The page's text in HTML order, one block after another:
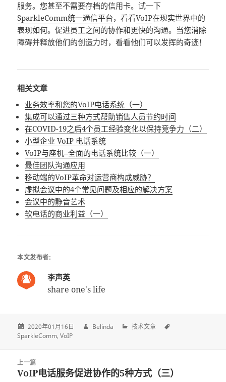
服务。您甚至不需要存档的信用卡。试一下
SparkleComm统一通信平台，看看VoIP在现实世界中的
表现如何。促进员工之间的协作和更快的沟通。当您消除
障碍并释放他们的创造力时，看看他们可以发挥的奇迹！
相关文章
业务效率和您的VoIP电话系统（一）
集成可以通过三种方式帮助销售人员节约时间
在COVID-19之后4个员工经验变化以保持竞争力（二）
小型企业 VoIP 电话系统
VoIP与座机–全面的电话系统比较（一）
最佳团队沟通应用
移动端的VoIP革命对运营商构成威胁？
虚拟会议中的4个常见问题及相应的解决方案
会议中的静音艺术
软电话的商业利益（一）
本文发布者:
李声英
share one's life
2020年01月16日 Belinda
技术文章
SparkleComm VoIP
navigation
上一篇
上
VoIP电话服务促进协作的5种方式（三）